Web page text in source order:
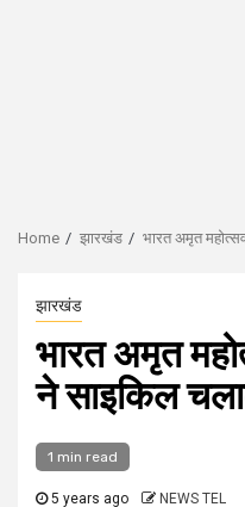
Home झारखंड भारत अमृत
झारखंड
भारत अमृत
ने साइकिल
1 min read
5 years ago NEWS TEL